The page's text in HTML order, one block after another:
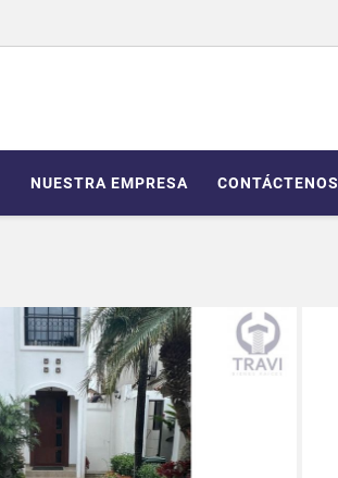
NUESTRA EMPRESA CONTÁCTENOS